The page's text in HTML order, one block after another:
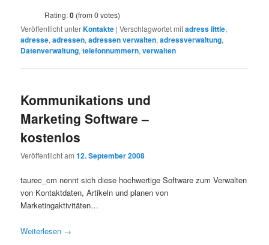
Rating:0 (from 0 votes)
Veröffentlicht unterKontakte |Verschlagwortet mitadress little,
adresse,adressen,adressen verwalten,adressverwaltung,
Datenverwaltung,telefonnummern,verwalten
Kommunikations und
Marketing Software –
kostenlos
Veröffentlicht am12. September 2008
taurec_cm nennt sich diese hochwertige Software zum Verwalten
von Kontaktdaten, Artikeln und planen von
Marketingaktivitäten…
Weiterlesen →